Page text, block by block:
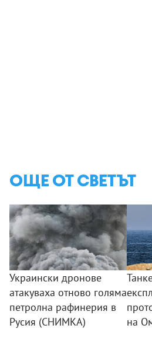
ОЩЕ ОТ СВЕТЪТ
Украински дронове
атакуваха отново голяма
петролна рафинерия в
Русия (СНИМКА)
на